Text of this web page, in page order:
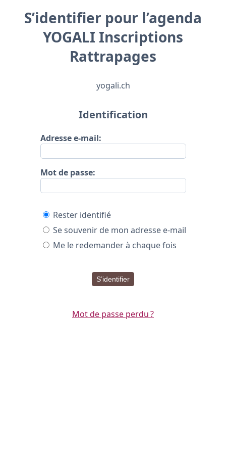
S’identifier pour l’agenda
YOGALI Inscriptions
Rattrapages
yogali.ch
Identification
Adresse e-mail:
Mot de passe:
Rester identifié
Se souvenir de mon adresse e-mail
Me le redemander à chaque fois
S’identifier
Mot de passe perdu ?